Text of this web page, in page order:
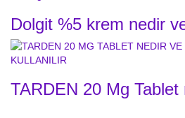
Dolgit %5 krem nedir
TARDEN 20 Mg Tablet